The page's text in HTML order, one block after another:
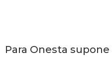
Para Onesta